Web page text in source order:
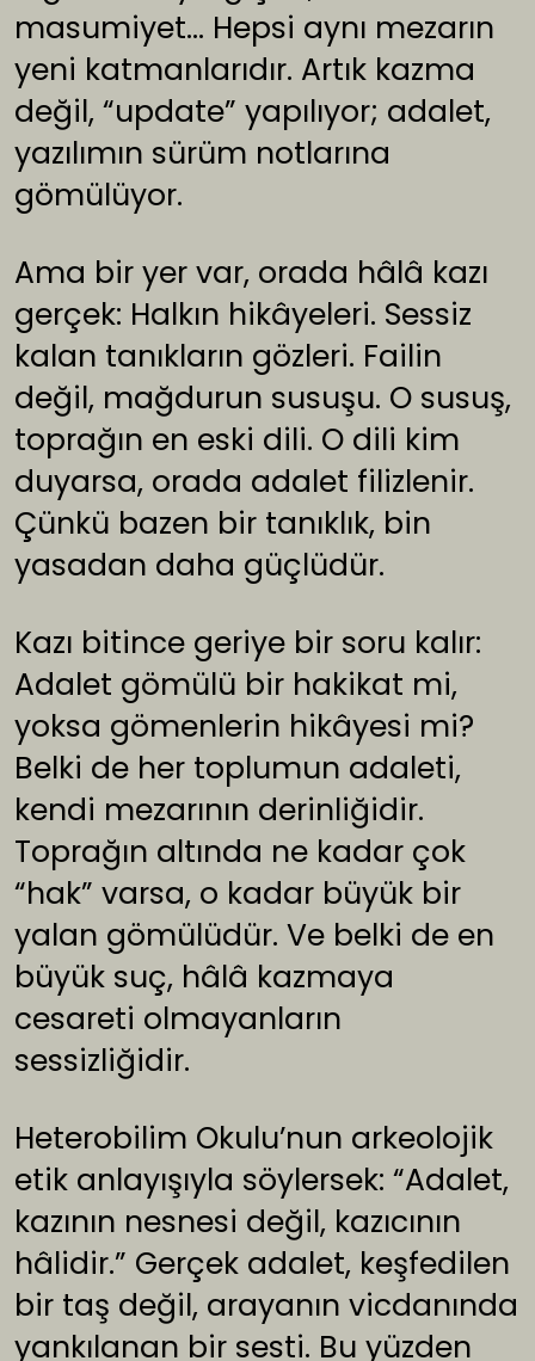
masumiyet… Hepsi aynı mezarın
yeni katmanlarıdır. Artık kazma
değil, “update” yapılıyor; adalet,
yazılımın sürüm notlarına
gömülüyor.
Ama bir yer var, orada hâlâ kazı
gerçek: Halkın hikâyeleri. Sessiz
kalan tanıkların gözleri. Failin
değil, mağdurun susuşu. O susuş,
toprağın en eski dili. O dili kim
duyarsa, orada adalet filizlenir.
Çünkü bazen bir tanıklık, bin
yasadan daha güçlüdür.
Kazı bitince geriye bir soru kalır:
Adalet gömülü bir hakikat mi,
yoksa gömenlerin hikâyesi mi?
Belki de her toplumun adaleti,
kendi mezarının derinliğidir.
Toprağın altında ne kadar çok
“hak” varsa, o kadar büyük bir
yalan gömülüdür. Ve belki de en
büyük suç, hâlâ kazmaya
cesareti olmayanların
sessizliğidir.
Heterobilim Okulu’nun arkeolojik
etik anlayışıyla söylersek: “Adalet,
kazının nesnesi değil, kazıcının
hâlidir.” Gerçek adalet, keşfedilen
bir taş değil, arayanın vicdanında
yankılanan bir sesti. Bu yüzden